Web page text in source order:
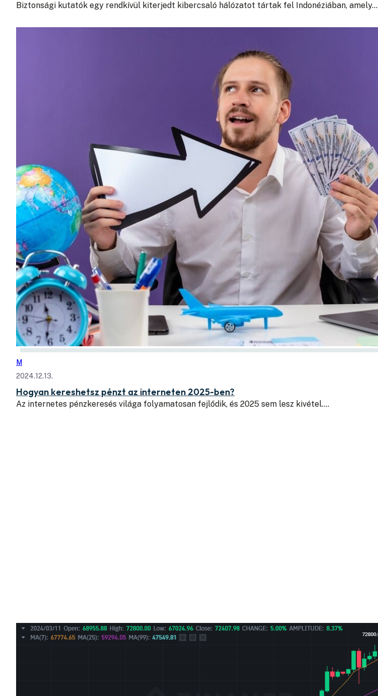
Biztonsági kutatók egy rendkívül kiterjedt kibercsaló hálózatot tártak fel Indonéziában, amely…
M
2024.12.13.
Hogyan kereshetsz pénzt az interneten 2025-ben?
Az internetes pénzkeresés világa folyamatosan fejlődik, és 2025 sem lesz kivétel.…